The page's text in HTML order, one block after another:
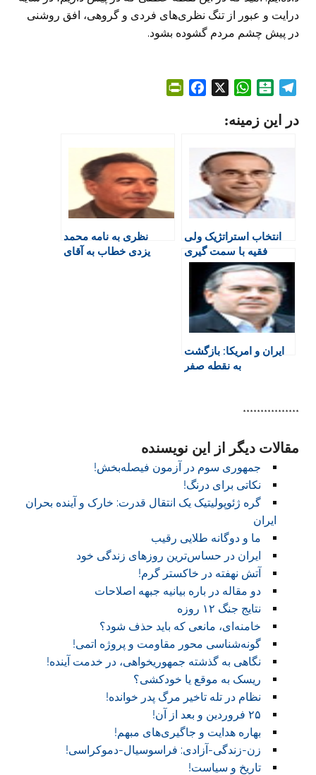
درایت و ‏عبور از تنگ نظری‌های فردی و گروهی، افق روشنی
در پیش چشم مردم گشوده ‏بشود. ‏
l
r
m
t
a
r
i
n
W
a
s
A
p
p
e
در این زمینه:
انتخاب استراتژیک ولی
فقیه با سمت گیری
حکومت اسلامی
نظری به نامه محمد
یزدی خطاب به آقای
ایران و امریکا: بازگشت
به نقطه صفر
****************
مقالات دیگر از این نویسنده
جمهوری سوم در آزمون فیصله‌بخش!
نکاتی برای درنگ!
گره ژئوپولیتیک یک انتقال قدرت: خارک و آینده بحران
ایران
ما و دوگانه طلایی رقیب
ایران در حساس‌ترین روزهای زندگی خود
آتش نهفته در خاکستر گرم!
دو مقاله در باره بیانیه جبهه اصلاحات
نتایج جنگ ۱۲ روزه
خامنه‌ای، مانعی که باید حذف شود؟
گونه‌شناسی محور مقاومت و پروژه اتمی!
نگاهی به گذشته جمهوریخواهی، در خدمت آینده!
ریسک به موقع یا خودکشی؟
نظام در تله تاخیر مرگ پدر خوانده!
۲۵ فروردین و بعد از آن!
بهاره هدایت و جاگیری‌های مبهم!
زن-زندگی-آزادی: فراسوسیال-دموکراسی!
تاریخ و سیاست!